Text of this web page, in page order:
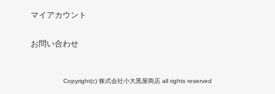
マイアカウント
お問い合わせ
Copyright(c) 株式会社小大黒屋商店 all rights reserved